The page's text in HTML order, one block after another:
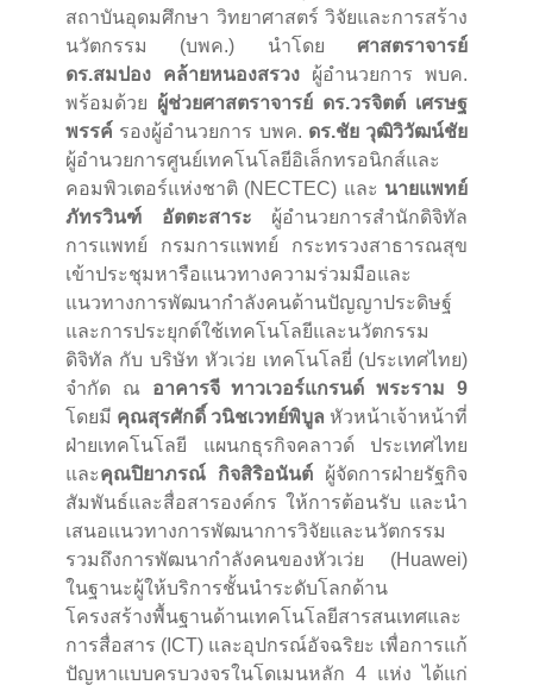
สถาบันอุดมศึกษา วิทยาศาสตร์ วิจัยและการสร้าง
นวัตกรรม (บพค.) นำโดย ศาสตราจารย์
ดร.สมปอง คล้ายหนองสรวง ผู้อำนวยการ พบค.
พร้อมด้วย ผู้ช่วยศาสตราจารย์ ดร.วรจิตต์ เศรษฐ
พรรค์ รองผู้อำนวยการ บพค. ดร.ชัย วุฒิวิวัฒน์ชัย
ผู้อำนวยการศูนย์เทคโนโลยีอิเล็กทรอนิกส์และ
คอมพิวเตอร์แห่งชาติ (NECTEC) และ นายแพทย์
ภัทรวินฑ์ อัตตะสาระ ผู้อำนวยการสำนักดิจิทัล
การแพทย์ กรมการแพทย์ กระทรวงสาธารณสุข
เข้าประชุมหารือแนวทางความร่วมมือและ
แนวทางการพัฒนากำลังคนด้านปัญญาประดิษฐ์
และการประยุกต์ใช้เทคโนโลยีและนวัตกรรม
ดิจิทัล กับ บริษัท หัวเว่ย เทคโนโลยี่ (ประเทศไทย)
จำกัด ณ อาคารจี ทาวเวอร์แกรนด์ พระราม 9
โดยมี คุณสุรศักดิ์ วนิชเวทย์พิบูล หัวหน้าเจ้าหน้าที่
ฝ่ายเทคโนโลยี แผนกธุรกิจคลาวด์ ประเทศไทย
และคุณปิยาภรณ์ กิจสิริอนันต์ ผู้จัดการฝ่ายรัฐกิจ
สัมพันธ์และสื่อสารองค์กร ให้การต้อนรับ และนำ
เสนอแนวทางการพัฒนาการวิจัยและนวัตกรรม
รวมถึงการพัฒนากำลังคนของหัวเว่ย (Huawei)
ในฐานะผู้ให้บริการชั้นนำระดับโลกด้าน
โครงสร้างพื้นฐานด้านเทคโนโลยีสารสนเทศและ
การสื่อสาร (ICT) และอุปกรณ์อัจฉริยะ เพื่อการแก้
ปัญหาแบบครบวงจรในโดเมนหลัก 4 แห่ง ได้แก่